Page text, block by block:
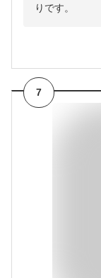
りです。
7